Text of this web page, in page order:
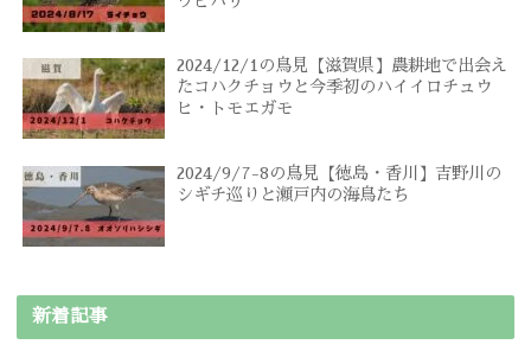
2024/12/1の鳥見【滋賀県】農耕地で出会え
たコハクチョウと今季初のハイイロチュウ
ヒ・トモエガモ
2024/9/7-8の鳥見【徳島・香川】吉野川の
シギチ巡りと瀬戸内の海鳥たち
新着記事